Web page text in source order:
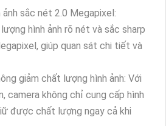
sắc nét 2.0 Megapixel:
hình ảnh rõ nét và sắc sharp
giúp quan sát chi tiết và
giảm chất lượng hình ảnh: Với
camera không chỉ cung cấp hình
được chất lượng ngay cả khi